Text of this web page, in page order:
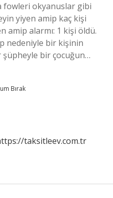
fowleri okyanuslar gibi
yiyen amip kaç kişi
amip alarmı: 1 kişi öldü.
nedeniyle bir kişinin
şüpheyle bir çocuğun…
Bırak
taksitleev.com.tr